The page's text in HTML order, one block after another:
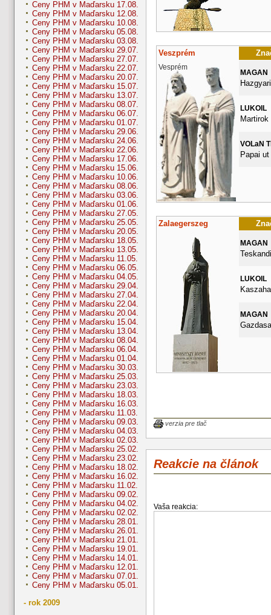
Ceny PHM v Maďarsku 17.08.
Ceny PHM v Maďarsku 12.08.
Ceny PHM v Maďarsku 10.08.
Ceny PHM v Maďarsku 05.08.
Ceny PHM v Maďarsku 03.08.
Ceny PHM v Maďarsku 29.07.
Ceny PHM v Maďarsku 27.07.
Ceny PHM v Maďarsku 22.07.
Ceny PHM v Maďarsku 20.07.
Ceny PHM v Maďarsku 15.07.
Ceny PHM v Maďarsku 13.07.
Ceny PHM v Maďarsku 08.07.
Ceny PHM v Maďarsku 06.07.
Ceny PHM v Maďarsku 01.07.
Ceny PHM v Maďarsku 29.06.
Ceny PHM v Maďarsku 24.06.
Ceny PHM v Maďarsku 22.06.
Ceny PHM v Maďarsku 17.06.
Ceny PHM v Maďarsku 15.06.
Ceny PHM v Maďarsku 10.06.
Ceny PHM v Maďarsku 08.06.
Ceny PHM v Maďarsku 03.06.
Ceny PHM v Maďarsku 01.06.
Ceny PHM v Maďarsku 27.05.
Ceny PHM v Maďarsku 25.05.
Ceny PHM v Maďarsku 20.05.
Ceny PHM v Maďarsku 18.05.
Ceny PHM v Maďarsku 13.05.
Ceny PHM v Maďarsku 11.05.
Ceny PHM v Maďarsku 06.05.
Ceny PHM v Maďarsku 04.05.
Ceny PHM v Maďarsku 29.04.
Ceny PHM v Maďarsku 27.04.
Ceny PHM v Maďarsku 22.04.
Ceny PHM v Maďarsku 20.04.
Ceny PHM v Maďarsku 15.04.
Ceny PHM v Maďarsku 13.04.
Ceny PHM v Maďarsku 08.04.
Ceny PHM v Maďarsku 06.04.
Ceny PHM v Maďarsku 01.04.
Ceny PHM v Maďarsku 30.03.
Ceny PHM v Maďarsku 25.03.
Ceny PHM v Maďarsku 23.03.
Ceny PHM v Maďarsku 18.03.
Ceny PHM v Maďarsku 16.03.
Ceny PHM v Maďarsku 11.03.
Ceny PHM v Maďarsku 09.03.
Ceny PHM v Maďarsku 04.03.
Ceny PHM v Maďarsku 02.03.
Ceny PHM v Maďarsku 25.02.
Ceny PHM v Maďarsku 23.02.
Ceny PHM v Maďarsku 18.02.
Ceny PHM v Maďarsku 16.02.
Ceny PHM v Maďarsku 11.02.
Ceny PHM v Maďarsku 09.02.
Ceny PHM v Maďarsku 04.02.
Ceny PHM v Maďarsku 02.02.
Ceny PHM v Maďarsku 28.01.
Ceny PHM v Maďarsku 26.01.
Ceny PHM v Maďarsku 21.01.
Ceny PHM v Maďarsku 19.01.
Ceny PHM v Maďarsku 14.01.
Ceny PHM v Maďarsku 12.01.
Ceny PHM v Maďarsku 07.01.
Ceny PHM v Maďarsku 05.01.
- rok 2009
Veszprém
Vesprém
MAGAN
LUKOIL
VOLaN
Papai ut
Zalaegerszeg
MAGAN
LUKOIL
MAGAN
verzia pre tlač
Reakcie na článok
Vaša reakcia: